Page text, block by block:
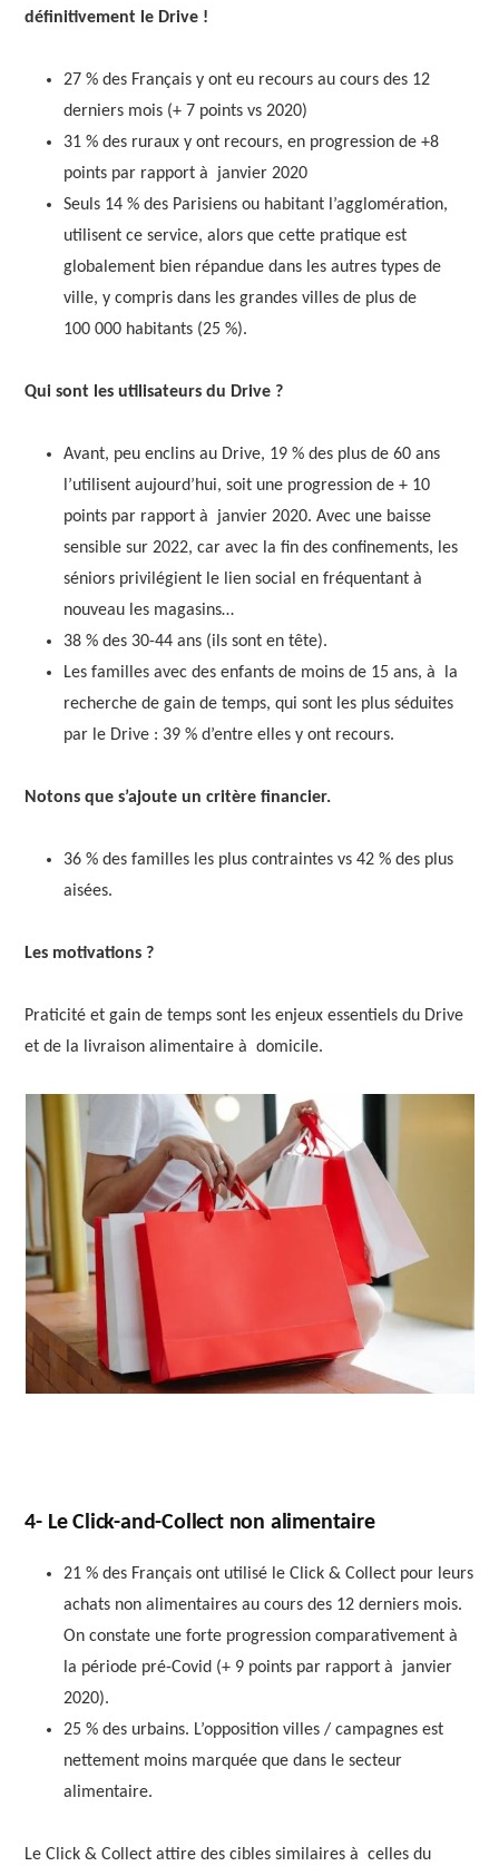
définitivement le Drive !
27 % des Français y ont eu recours au cours des 12
derniers mois (+ 7 points vs 2020)
31 % des ruraux y ont recours, en progression de +8
points par rapport à janvier 2020
Seuls 14 % des Parisiens ou habitant l’agglomération,
utilisent ce service, alors que cette pratique est
globalement bien répandue dans les autres types de
ville, y compris dans les grandes villes de plus de
100 000 habitants (25 %).
Qui sont les utilisateurs du Drive ?
Avant, peu enclins au Drive, 19 % des plus de 60 ans
l’utilisent aujourd’hui, soit une progression de + 10
points par rapport à janvier 2020. Avec une baisse
sensible sur 2022, car avec la fin des confinements, les
séniors privilégient le lien social en fréquentant à
nouveau les magasins…
38 % des 30-44 ans (ils sont en tête).
Les familles avec des enfants de moins de 15 ans, à la
recherche de gain de temps, qui sont les plus séduites
par le Drive : 39 % d’entre elles y ont recours.
Notons que s’ajoute un critère financier.
36 % des familles les plus contraintes vs 42 % des plus
aisées.
Les motivations ?
Praticité et gain de temps sont les enjeux essentiels du Drive
et de la livraison alimentaire à domicile.
4- Le Click-and-Collect non alimentaire
21 % des Français ont utilisé le Click & Collect pour leurs
achats non alimentaires au cours des 12 derniers mois.
On constate une forte progression comparativement à
la période pré-Covid (+ 9 points par rapport à janvier
2020).
25 % des urbains. L’opposition villes / campagnes est
nettement moins marquée que dans le secteur
alimentaire.
Le Click & Collect attire des cibles similaires à celles du